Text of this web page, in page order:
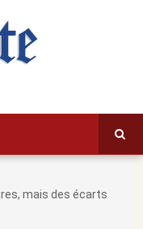
mais des écarts